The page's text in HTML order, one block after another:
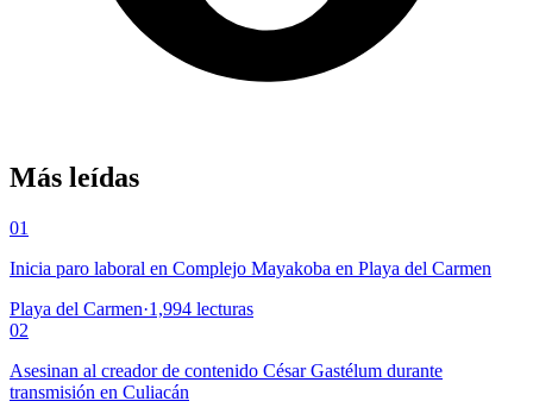
Más leídas
01
Inicia paro laboral en Complejo Mayakoba en Playa del Carmen
Playa del Carmen·1,994 lecturas
02
Asesinan al creador de contenido César Gastélum durante
transmisión en Culiacán